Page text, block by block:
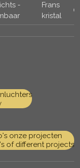
-
Frans
kristal
onze projecten
of different projects